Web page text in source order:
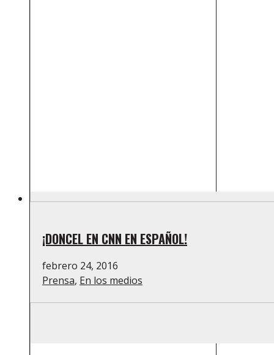
¡DONCEL EN CNN EN ESPAÑOL!
febrero 24, 2016
Prensa, En los medios